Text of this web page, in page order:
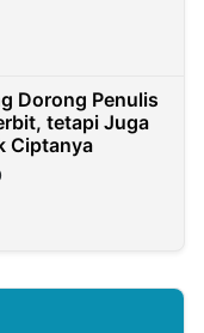
Dorong Penulis
tetapi Juga
Ciptanya